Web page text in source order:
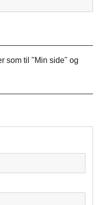
som til "Min side" og